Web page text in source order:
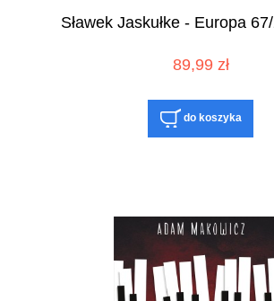
Sławek Jaskułke - Europa
89,99 zł
do koszyka